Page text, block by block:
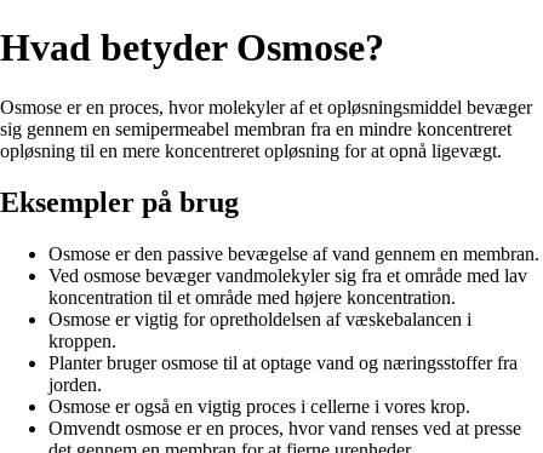
Hvad betyder Osmose?
Osmose er en proces, hvor molekyler af et opløsningsmiddel bevæger
sig gennem en semipermeabel membran fra en mindre koncentreret
opløsning til en mere koncentreret opløsning for at opnå ligevægt.
Eksempler på brug
Osmose er den passive bevægelse af vand gennem en membran.
Ved osmose bevæger vandmolekyler sig fra et område med lav
koncentration til et område med højere koncentration.
Osmose er vigtig for opretholdelsen af væskebalancen i
kroppen.
Planter bruger osmose til at optage vand og næringsstoffer fra
jorden.
Osmose er også en vigtig proces i cellerne i vores krop.
Omvendt osmose er en proces, hvor vand renses ved at presse